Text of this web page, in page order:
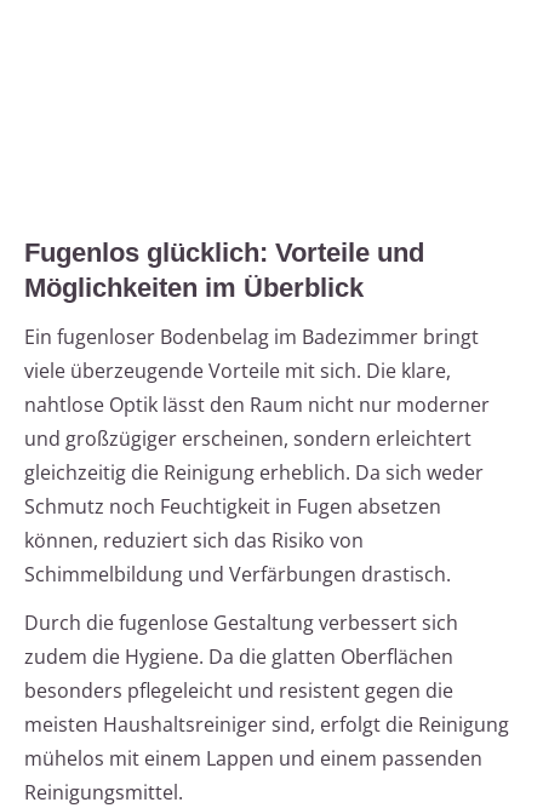
Fugenlos glücklich: Vorteile und
Möglichkeiten im Überblick
Ein fugenloser Bodenbelag im Badezimmer bringt
viele überzeugende Vorteile mit sich. Die klare,
nahtlose Optik lässt den Raum nicht nur moderner
und großzügiger erscheinen, sondern erleichtert
gleichzeitig die Reinigung erheblich. Da sich weder
Schmutz noch Feuchtigkeit in Fugen absetzen
können, reduziert sich das Risiko von
Schimmelbildung und Verfärbungen drastisch.
Durch die fugenlose Gestaltung verbessert sich
zudem die Hygiene. Da die glatten Oberflächen
besonders pflegeleicht und resistent gegen die
meisten Haushaltsreiniger sind, erfolgt die Reinigung
mühelos mit einem Lappen und einem passenden
Reinigungsmittel.